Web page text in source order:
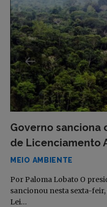
Governo sanciona
de Licenciamento
MEIO AMBIENTE
Por Paloma Lobato O
sancionou nesta sexta-
Lei…